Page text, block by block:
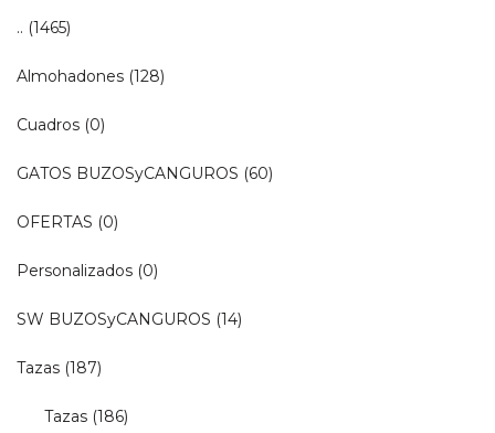
.. (1465)
Almohadones (128)
Cuadros (0)
GATOS BUZOSyCANGUROS (60)
OFERTAS (0)
Personalizados (0)
SW BUZOSyCANGUROS (14)
Tazas (187)
Tazas (186)